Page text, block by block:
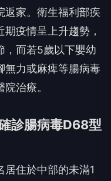
返家。衛生福利部疾
疫情呈上升趨勢，
，而若5歲以下嬰幼
無力或麻痺等腸病毒
治療。
診腸病毒D68型
住於中部的未滿1